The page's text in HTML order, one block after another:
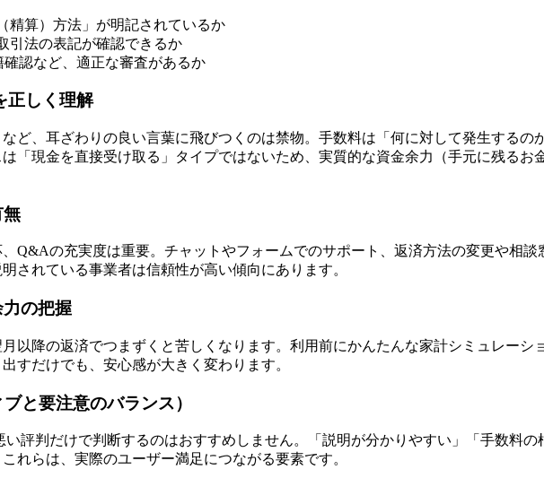
精算）方法」が明記されているか
引法の表記が確認できるか
認など、適正な審査があるか
正しく理解
ど、耳ざわりの良い言葉に飛びつくのは禁物。手数料は「何に対して発生する
「現金を直接受け取る」タイプではないため、実質的な資金余力（手元に残る
無
Q&Aの充実度は重要。チャットやフォームでのサポート、返済方法の変更や相
されている事業者は信頼性が高い傾向にあります。
の把握
以降の返済でつまずくと苦しくなります。利用前にかんたんな家計シミュレーシ
すだけでも、安心感が大きく変わります。
と要注意のバランス）
評判だけで判断するのはおすすめしません。「説明が分かりやすい」「手数料
れらは、実際のユーザー満足につながる要素です。